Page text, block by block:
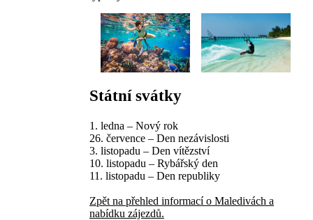
Státní svátky
1. ledna – Nový rok
26. července – Den nezávislosti
3. listopadu – Den vítězství
10. listopadu – Rybářský den
11. listopadu – Den republiky
Zpět na přehled informací o Maledivách a
nabídku zájezdů.